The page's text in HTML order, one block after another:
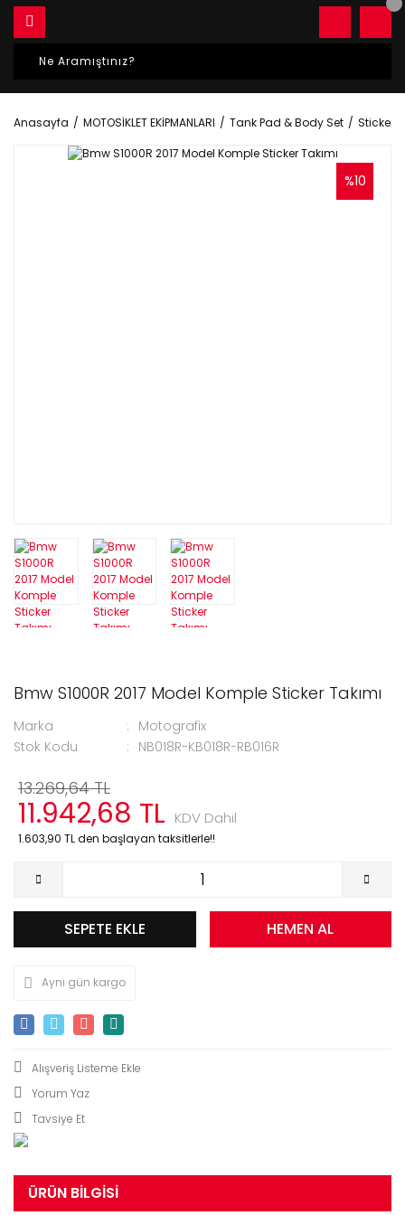
Anasayfa MOTOSİKLET EKİPMANLARI Tank Pad & Body Set Sticker
%10
Bmw S1000R 2017 Model Komple Sticker Takımı
Marka
Motografix
Stok Kodu
NB018R-KB018R-RB016R
13.269,64 TL
11.942,68 TL KDV Dahil
1.603,90 TL den başlayan taksitlerle!!
SEPETE EKLE HEMEN AL
Aynı gün kargo
Yorum Yaz
Tavsiye Et
ÜRÜN BILGISI